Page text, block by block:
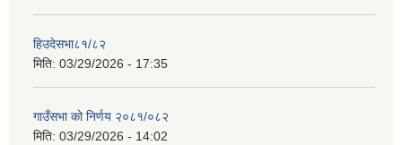
हिउदेसभा८१/८२
मिति: 03/29/2026 - 17:35
गाउँसभा को निर्णय २०८१/०८२
मिति: 03/29/2026 - 14:02